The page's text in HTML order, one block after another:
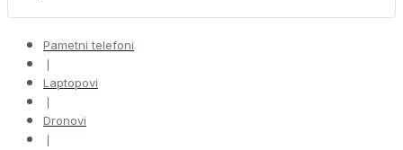
Pametni telefoni
❘
Laptopovi
❘
Dronovi
❘